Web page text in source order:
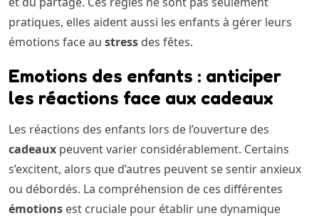
pratiques, elles aident aussi les enfants à gérer leurs
émotions face au stress des fêtes.
Emotions des enfants : anticiper
les réactions face aux cadeaux
Les réactions des enfants lors de l’ouverture des
cadeaux peuvent varier considérablement. Certains
s’excitent, alors que d’autres peuvent se sentir anxieux
ou débordés. La compréhension de ces différentes
émotions est cruciale pour établir une dynamique